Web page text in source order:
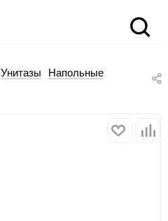
Унитазы
Напольные